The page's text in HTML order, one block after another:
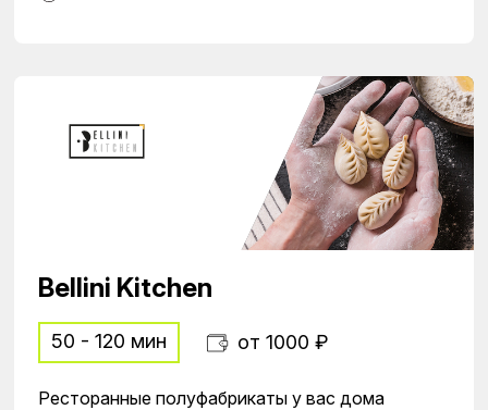
Bellini Kitchen
50 - 120 мин от 1000 ₽
Ресторанные полуфабрикаты у вас дома